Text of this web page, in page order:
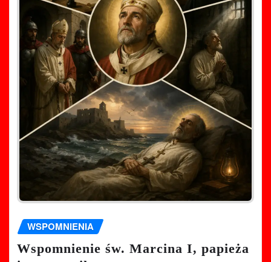
WSPOMNIENIA
Wspomnienie św. Marcina I, papieża